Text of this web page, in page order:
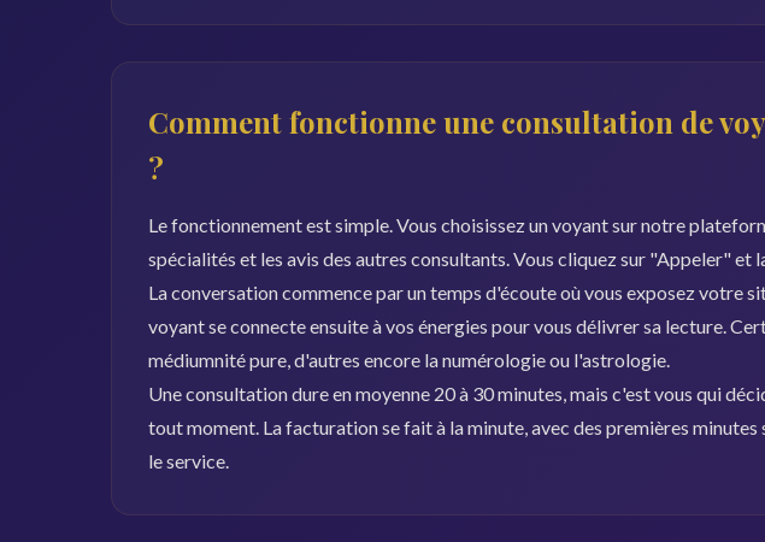
Comment fonctionne une consultation de
?
Le fonctionnement est simple. Vous choisissez un voyant sur notre
spécialités et les avis des autres consultants. Vous cliquez sur "Appeler" et
La conversation commence par un temps d'écoute où vous exposez votre
voyant se connecte ensuite à vos énergies pour vous délivrer sa lecture.
médiumnité pure, d'autres encore la numérologie ou l'astrologie.
Une consultation dure en moyenne 20 à 30 minutes, mais c'est vous qui
tout moment. La facturation se fait à la minute, avec des premières
le service.